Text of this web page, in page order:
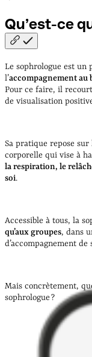
Qu’est-ce
Le sophrologue est un
l’accompagnement au
Pour ce faire, il
de visualisation
Sa pratique repose sur
corporelle qui vise à
la respiration, le
soi.
Accessible à tous, la
qu’aux groupes, dans
d’accompagnement de
Mais concrètement,
sophrologue ?